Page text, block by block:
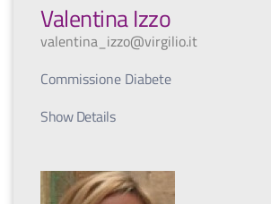
Valentina Izzo
valentina_izzo@virgilio.it
Commissione Diabete
Show Details